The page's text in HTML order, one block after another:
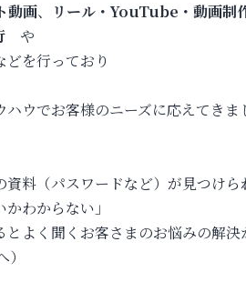
動画、
リール・YouTube・動画制
や
を行っており
ウでお客様のニーズに応えてきま
資料（パスワードなど）が見つけら
わからない」
とよく聞くお客さまのお悩みの解決
）